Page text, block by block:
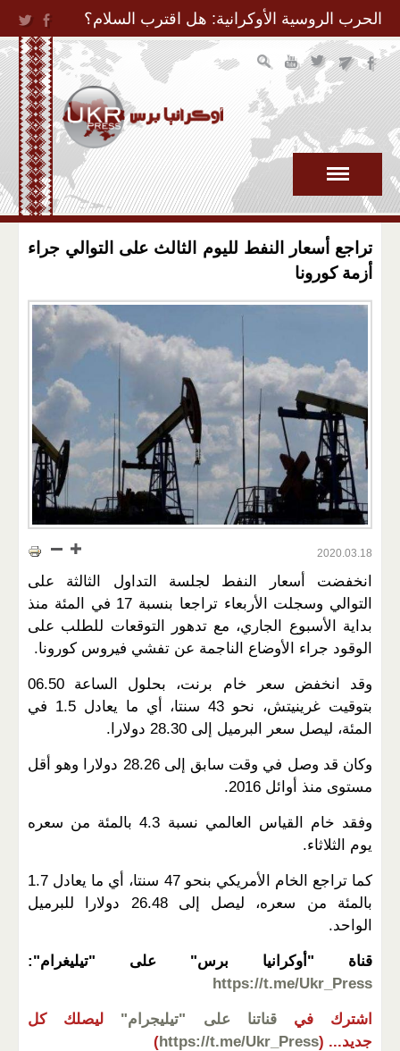
Jump to Navigation
الحرب الروسية الأوكرانية: هل اقترب السلام؟
تراجع أسعار النفط لليوم الثالث على التوالي جراء
أزمة كورونا
2020.03.18
انخفضت أسعار النفط لجلسة التداول الثالثة على
التوالي وسجلت الأربعاء تراجعا بنسبة 17 في المئة منذ
بداية الأسبوع الجاري، مع تدهور التوقعات للطلب على
الوقود جراء الأوضاع الناجمة عن تفشي فيروس كورونا.
وقد انخفض سعر خام برنت، بحلول الساعة 06.50
بتوقيت غرينيتش، نحو 43 سنتا، أي ما يعادل 1.5 في
المئة، ليصل سعر البرميل إلى 28.30 دولارا.
وكان قد وصل في وقت سابق إلى 28.26 دولارا وهو أقل
مستوى منذ أوائل 2016.
وفقد خام القياس العالمي نسبة 4.3 بالمئة من سعره
يوم الثلاثاء.
كما تراجع الخام الأمريكي بنحو 47 سنتا، أي ما يعادل 1.7
بالمئة من سعره، ليصل إلى 26.48 دولارا للبرميل
الواحد.
قناة "أوكرانيا برس" على "تيليغرام":
https://t.me/Ukr_Press
اشترك في قناتنا على "تيليجرام"
ليصلك كل
جديد... (
https://t.me/Ukr_Press
)